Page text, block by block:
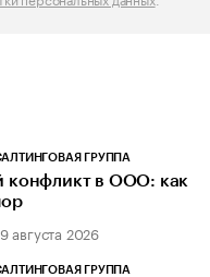
ГРУППА
конфликт в ООО: как
9 августа 2026
ГРУППА